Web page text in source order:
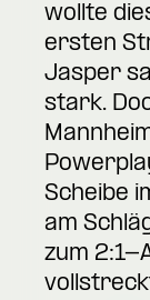
wollte
ersten
Jasper
stark.
Scheibe
am
zum 2:1-